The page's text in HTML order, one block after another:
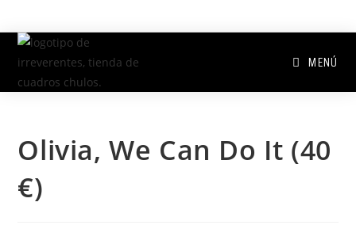
MENÚ
Olivia, We Can Do It (40
€)